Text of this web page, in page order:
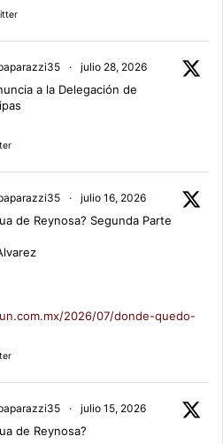
· julio 28, 2026
a la Delegación de
· julio 16, 2026
de Reynosa? Segunda Parte
2026/07/donde-quedo-
· julio 15, 2026
de Reynosa?